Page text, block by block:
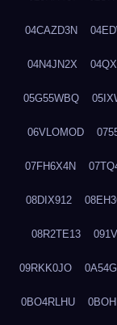
04CAZD3N
04N4JN2X
05G55WBQ
06VLOMOD
07FH6X4N
08DIX912
08R2TE13
09RKK0JO
0BO4RLHU